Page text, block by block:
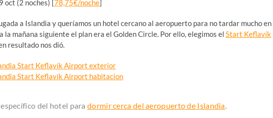
oct (2 noches) [78,75€/noche]
a Islandia y queríamos un hotel cercano al aeropuerto para no tardar mucho en
la mañana siguiente el plan era el Golden Circle. Por ello, elegimos el Start Keflavík
resultado nos dió.
del hotel paradormir cerca del aeropuerto de Islandia.